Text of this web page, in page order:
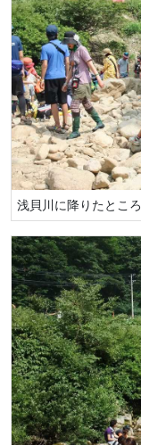
浅貝川に降りたところ